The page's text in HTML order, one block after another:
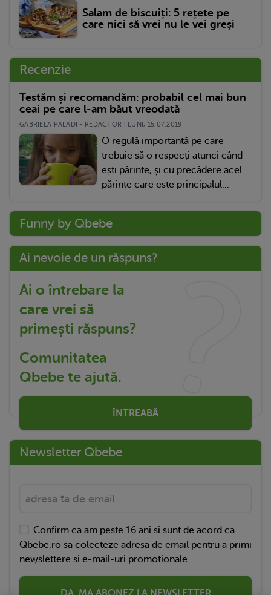
Salam de biscuiți: 5 rețete pe
care nici să vrei nu le vei greși
Recenzie
Testăm și recomandăm: probabil cel mai bun
ceai pe care l-am băut vreodată
GABRIELA PALADI - REDACTOR | LUNI, 15.07.2019
O regulă importantă pe care
trebuie să o respecți atunci când
ești părinte, și cu precădere acel
părinte care este principalul...
Funny by Qbebe
Ai nevoie de un răspuns?
Ai o întrebare la
care vrei să
primești răspuns?
Comunitatea
Qbebe te ajută.
ÎNTREABĂ
Newsletter Qbebe
Confirm ca am peste 16 ani si sunt de acord ca
Qbebe.ro sa colecteze adresa de email pentru a primi
newslettere si e-mail-uri promotionale.